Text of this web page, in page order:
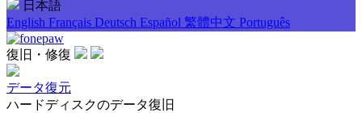
日本語
English Français Deutsch Español 繁體中文 Português
復旧・修復
データ復元
ハードディスクのデータ復旧